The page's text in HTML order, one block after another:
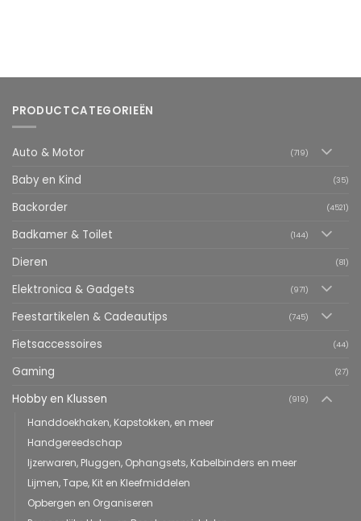
PRODUCTCATEGORIEËN
Auto & Motor (719)
Baby en Kind (35)
Backorder (4521)
Badkamer & Toilet (144)
Dieren (81)
Elektronica & Gadgets (971)
Feestartikelen & Cadeautips (745)
Fietsaccessoires (44)
Gaming (27)
Hobby en Klussen (919)
Handdoekhaken, Kapstokken, en meer
Handgereedschap
Ijzerwaren, Pluggen, Ophangsets, Kabelbinders en meer
Lijmen, Tape, Kit en Kleefmiddelen
Opbergen en Organiseren